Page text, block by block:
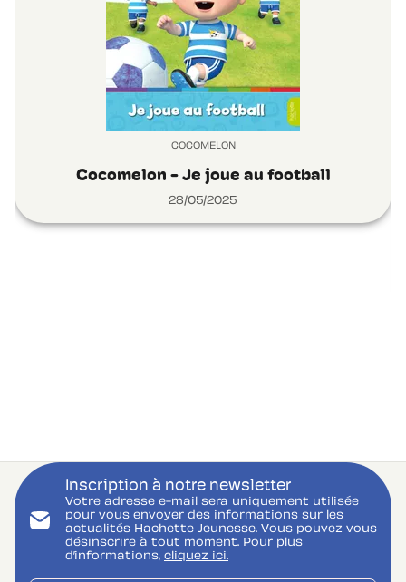
COCOMELON
Cocomelon - Je joue au football
28/05/2025
Inscription à notre newsletter
Votre adresse e-mail sera uniquement utilisée
pour vous envoyer des informations sur les
actualités Hachette Jeunesse. Vous pouvez vous
désinscrire à tout moment. Pour plus
d’informations, cliquez ici.